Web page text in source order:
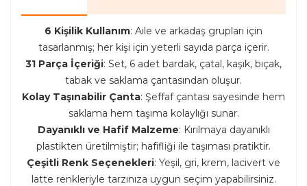
6 Kişilik Kullanım: Aile ve arkadaş grupları için
tasarlanmış; her kişi için yeterli sayıda parça içerir.
31 Parça İçeriği: Set, 6 adet bardak, çatal, kaşık, bıçak,
tabak ve saklama çantasından oluşur.
Kolay Taşınabilir Çanta: Şeffaf çantası sayesinde hem
saklama hem taşıma kolaylığı sunar.
Dayanıklı ve Hafif Malzeme: Kırılmaya dayanıklı
plastikten üretilmiştir; hafifliği ile taşıması pratiktir.
Çeşitli Renk Seçenekleri: Yeşil, gri, krem, lacivert ve
latte renkleriyle tarzınıza uygun seçim yapabilirsiniz.